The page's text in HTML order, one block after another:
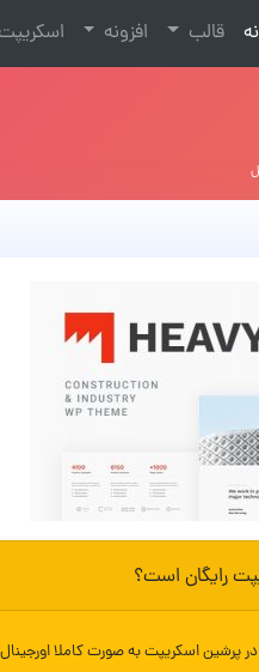
(current) قالب افزونه اسکریپت
رایگان است؟
پرشین اسکریپت به صورت کاملا